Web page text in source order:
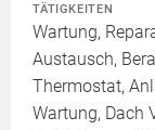
TÄTIGKEITEN
Wartung,
Austausch,
Thermostat,
Wartung, Dach